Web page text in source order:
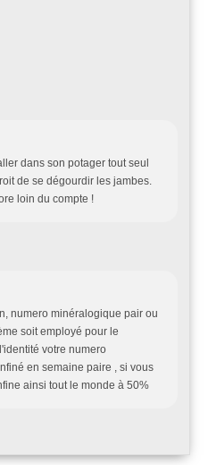
dans son potager tout seul
de se dégourdir les jambes.
loin du compte !
numero minéralogique pair ou
soit employé pour le
votre numero
en semaine paire , si vous
ainsi tout le monde à 50%